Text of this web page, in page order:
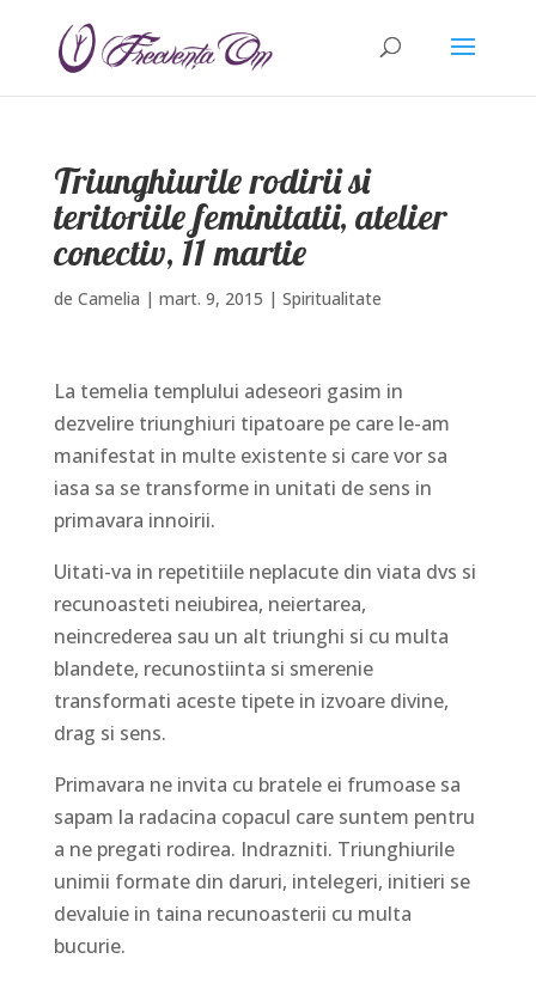
Triunghiurile rodirii si
teritoriile feminitatii, atelier
conectiv, 11 martie
de Camelia | mart. 9, 2015 | Spiritualitate
La temelia templului adeseori gasim in
dezvelire triunghiuri tipatoare pe care le-am
manifestat in multe existente si care vor sa
iasa sa se transforme in unitati de sens in
primavara innoirii.
Uitati-va in repetitiile neplacute din viata dvs si
recunoasteti neiubirea, neiertarea,
neincrederea sau un alt triunghi si cu multa
blandete, recunostiinta si smerenie
transformati aceste tipete in izvoare divine,
drag si sens.
Primavara ne invita cu bratele ei frumoase sa
sapam la radacina copacul care suntem pentru
a ne pregati rodirea. Indrazniti. Triunghiurile
unimii formate din daruri, intelegeri, initieri se
devaluie in taina recunoasterii cu multa
bucurie.